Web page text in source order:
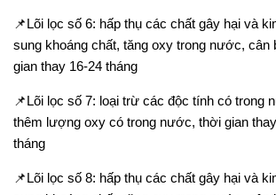
📌Lõi lọc số 6: hấp thụ các chất gây hại và
sung khoáng chất, tăng oxy trong nước, cân
gian thay 16-24 tháng
📌Lõi lọc số 7: loại trừ các độc tính có trong
thêm lượng oxy có trong nước, thời gian
tháng
📌Lõi lọc số 8: hấp thụ các chất gây hại và